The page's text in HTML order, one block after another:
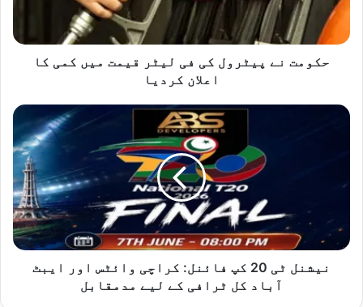
قیمت
کمی
حکومت نے پیٹرول کی فی لیٹر قیمت میں کمی کا
اعلان کردیا
نیشنل
اور
ایبٹ
آباد
نیشنل ٹی 20 کپ فائنل: کراچی وائٹس اور ایبٹ
آباد کل ٹرافی کے لیے مدمقابل